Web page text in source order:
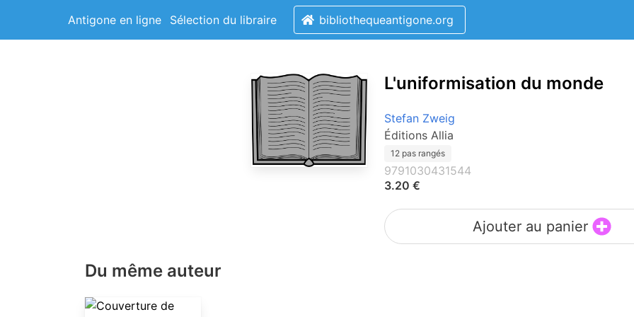
Antigone en ligne Sélection du libraire bibliothequeantigone.org
L'uniformisation du monde
Stefan Zweig
Éditions Allia
12 pas rangés
9791030431544
3.20 €
Ajouter au panier
Du même auteur